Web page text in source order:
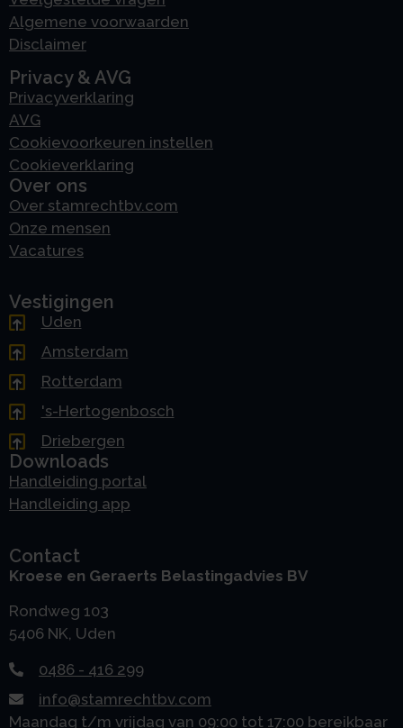
Algemene voorwaarden
Disclaimer
Privacy & AVG
Privacyverklaring
AVG
Cookievoorkeuren instellen
Cookieverklaring
Over ons
Over stamrechtbv.com
Onze mensen
Vacatures
Vestigingen
Uden
Amsterdam
Rotterdam
's-Hertogenbosch
Driebergen
Downloads
Handleiding portal
Handleiding app
Contact
Kroese en Geraerts Belastingadvies BV
Rondweg 103
5406 NK, Uden
0486 - 416 299
info@stamrechtbv.com
Maandag t/m vrijdag van 09:00 tot 17:00 bereikbaar